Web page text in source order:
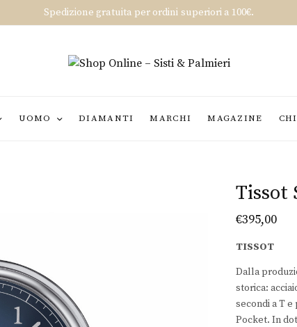
Spedizione gratuita per ordini superiori a 100€.
UOMO DIAMANTI MARCHI MAGAZINE
Tissot
€395,00
TISSOT
Dalla
storica:
secondi a T
Pocket. In